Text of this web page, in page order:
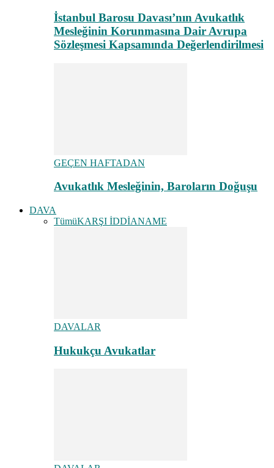
İstanbul Barosu Davası’nın Avukatlık
Mesleğinin Korunmasına Dair Avrupa
Sözleşmesi Kapsamında Değerlendirilmesi
GEÇEN HAFTADAN
Avukatlık Mesleğinin, Baroların Doğuşu
DAVA
TümüKARŞI İDDİANAME
DAVALAR
Hukukçu Avukatlar